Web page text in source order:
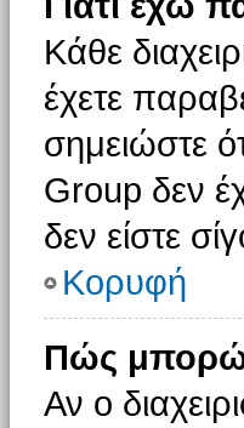
Κάθε
έχετε
σημειώστε
Group δεν
δεν είστε
Κορυφή
Πώς μπορώ
Αν ο